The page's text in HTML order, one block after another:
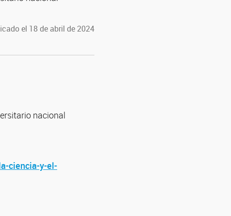
el 18 de abril de 2024
nacional
ciencia-y-el-